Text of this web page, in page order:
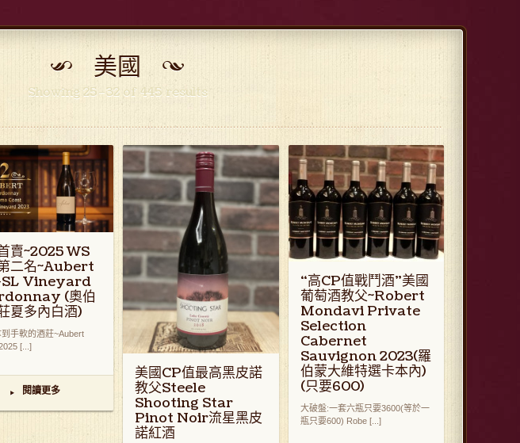
美國
Showing 25–32 of 445 results
賣~2025 WS
二名~Aubert
Vineyard
(奧伯
夏多內白酒)
到手軟的酒莊~Aubert
[...]
▸ 閱讀更多
美國CP值最高黑皮諾
教父Steele
Shooting Star
Pinot Noir流星黑皮
諾紅酒
“高CP值戰鬥酒"美國
葡萄酒教父~Robert
Mondavi Private
Selection
Cabernet
Sauvignon 2023(羅
伯蒙大維特選卡本內)
(只要600)
大破盤:一套六瓶只要3600(等於一
瓶只要600) Robe [...]